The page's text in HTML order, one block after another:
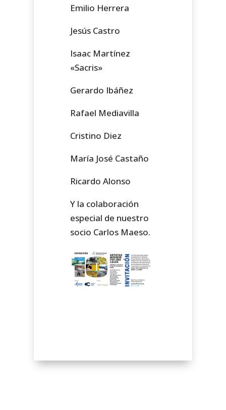
Emilio Herrera
Jesús Castro
Isaac Martínez
«Sacris»
Gerardo Ibáñez
Rafael Mediavilla
Cristino Diez
María José Castaño
Ricardo Alonso
Y la colaboración
especial de nuestro
socio Carlos Maeso.